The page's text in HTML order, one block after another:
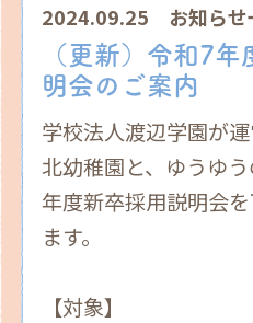
2024.09.25 お知ら
（更新）令和7
明会のご案内
学校法人渡辺学園が
北幼稚園と、ゆうゆ
年度新卒採用説明会
ます。
【対象】